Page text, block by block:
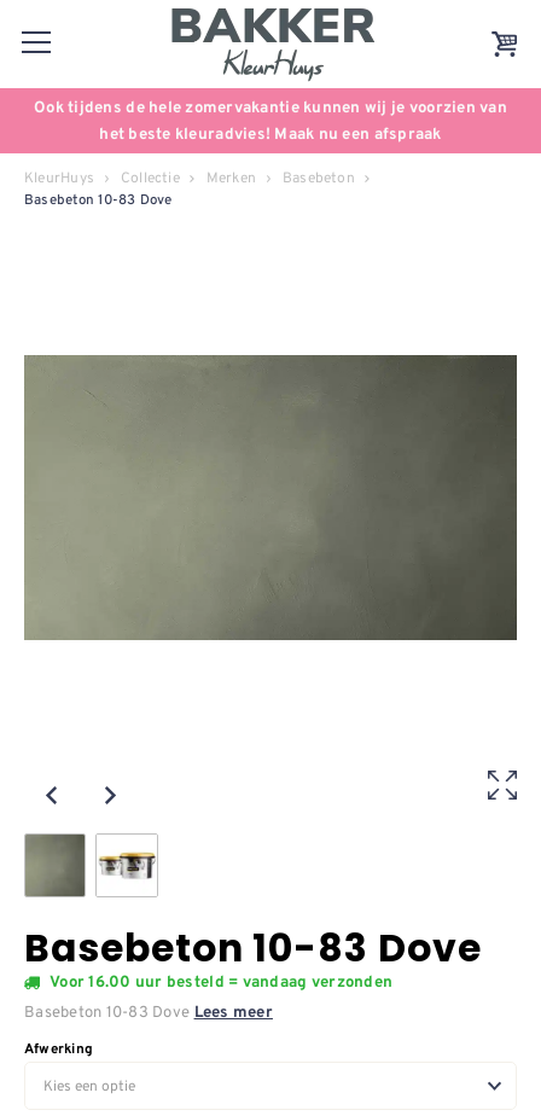
Ook tijdens de hele zomervakantie kunnen wij je voorzien van
het beste kleuradvies! Maak nu een afspraak
KleurHuys Collectie Merken Basebeton
Basebeton 10-83 Dove
Basebeton 10-83 Dove
Voor 16.00 uur besteld = vandaag verzonden
Basebeton 10-83 Dove Lees meer
Afwerking